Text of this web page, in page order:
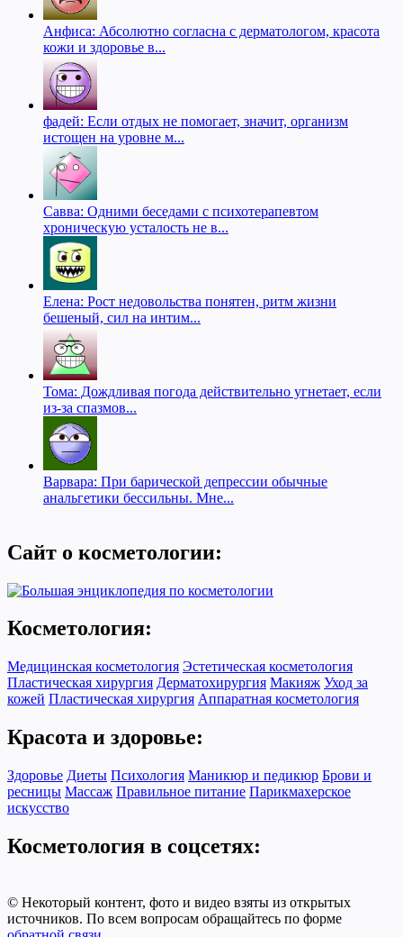
Анфиса: Абсолютно согласна с дерматологом, красота
кожи и здоровье в...
фадей: Если отдых не помогает, значит, организм
истощен на уровне м...
Савва: Одними беседами с психотерапевтом
хроническую усталость не в...
Елена: Рост недовольства понятен, ритм жизни
бешеный, сил на интим...
Тома: Дождливая погода действительно угнетает, если
из-за спазмов...
Варвара: При барической депрессии обычные
анальгетики бессильны. Мне...
Сайт о косметологии:
Косметология:
Медицинская косметология Эстетическая косметология
Пластическая хирургия Дерматохирургия Макияж Уход за
кожей Пластическая хирургия Аппаратная косметология
Красота и здоровье:
Здоровье Диеты Психология Маникюр и педикюр Брови и
ресницы Массаж Правильное питание Парикмахерское
искусство
Косметология в соцсетях:
© Некоторый контент, фото и видео взяты из открытых
источников. По всем вопросам обращайтесь по форме